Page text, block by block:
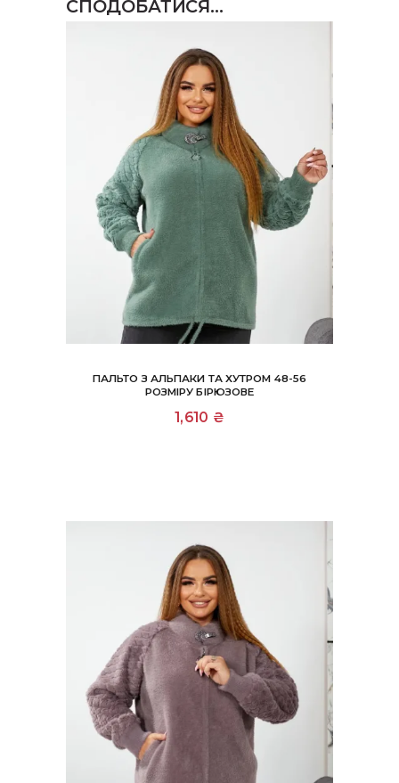
СПОДОБАТИСЯ…
ПАЛЬТО З АЛЬПАКИ ТА ХУТРОМ 48-56
РОЗМІРУ БІРЮЗОВЕ
1,610 ₴